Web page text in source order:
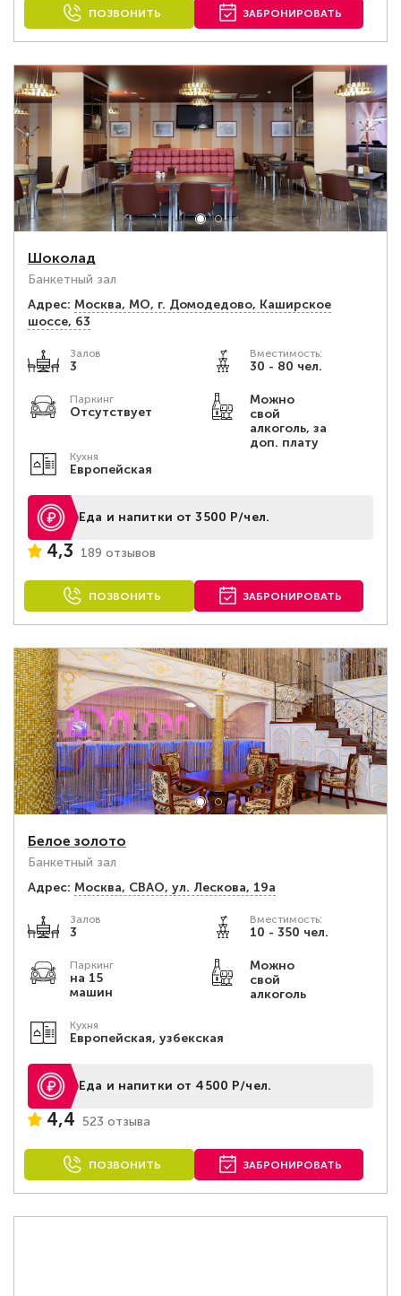
ПОЗВОНИТЬ ЗАБРОНИРОВАТЬ
Шоколад
Банкетный зал
Адрес: Москва, МО, г. Домодедово, Каширское
шоссе, 63
Залов
3
Вместимость:
30 - 80 чел.
Паркинг
Отсутствует
Можно
свой
алкоголь, за
доп. плату
Кухня
Европейская
Еда и напитки от 3500 Р/чел.
4,3 189 отзывов
ПОЗВОНИТЬ ЗАБРОНИРОВАТЬ
Белое золото
Банкетный зал
Адрес: Москва, СВАО, ул. Лескова, 19а
Залов
3
Вместимость:
10 - 350 чел.
Паркинг
на 15
машин
Можно
свой
алкоголь
Кухня
Европейская, узбекская
Еда и напитки от 4500 Р/чел.
4,4 523 отзыва
ПОЗВОНИТЬ ЗАБРОНИРОВАТЬ